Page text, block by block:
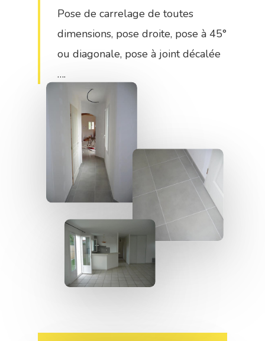
Pose de carrelage de toutes
dimensions, pose droite, pose à 45°
ou diagonale, pose à joint décalée
….